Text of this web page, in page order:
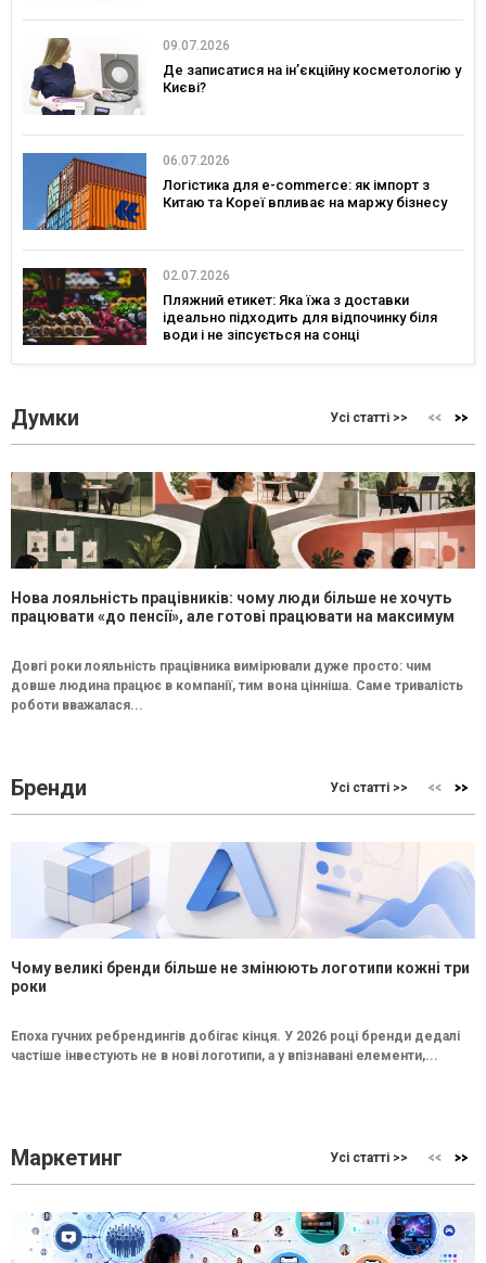
09.07.2026
Де записатися на ін’єкційну косметологію у
Києві?
06.07.2026
Логістика для e-commerce: як імпорт з
Китаю та Кореї впливає на маржу бізнесу
02.07.2026
Пляжний етикет: Яка їжа з доставки
ідеально підходить для відпочинку біля
води і не зіпсується на сонці
Думки Усі статті >>
Нова лояльність працівників: чому люди більше не хочуть
працювати «до пенсії», але готові працювати на максимум
Довгі роки лояльність працівника вимірювали дуже просто: чим
довше людина працює в компанії, тим вона цінніша. Саме тривалість
роботи вважалася...
Бренди Усі статті >>
Чому великі бренди більше не змінюють логотипи кожні три
роки
Епоха гучних ребрендингів добігає кінця. У 2026 році бренди дедалі
частіше інвестують не в нові логотипи, а у впізнавані елементи,...
Маркетинг Усі статті >>